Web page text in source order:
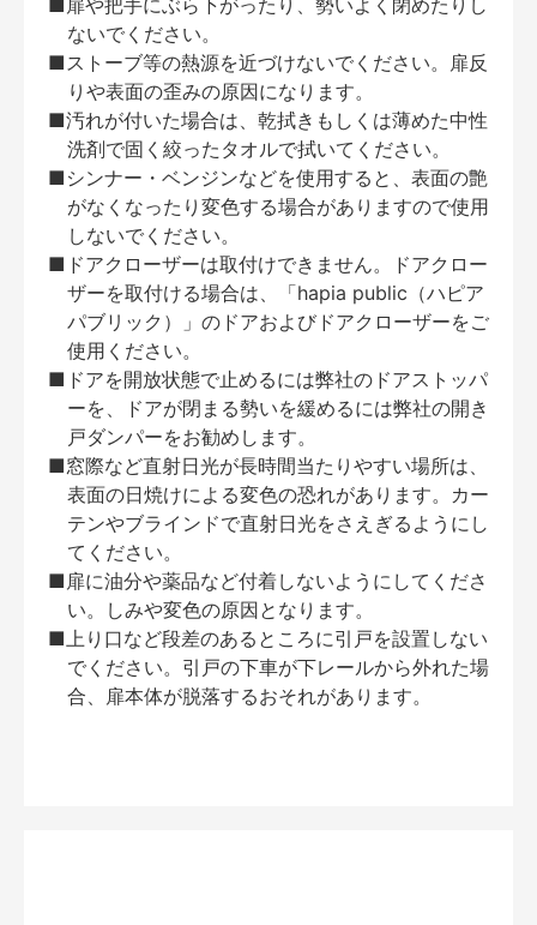
■扉や把手にぶら下がったり、勢いよく閉めたりし
ないでください。
■ストーブ等の熱源を近づけないでください。扉反
りや表面の歪みの原因になります。
■汚れが付いた場合は、乾拭きもしくは薄めた中性
洗剤で固く絞ったタオルで拭いてください。
■シンナー・ベンジンなどを使用すると、表面の艶
がなくなったり変色する場合がありますので使用
しないでください。
■ドアクローザーは取付けできません。ドアクロー
ザーを取付ける場合は、「hapia public（ハピア
パブリック）」のドアおよびドアクローザーをご
使用ください。
■ドアを開放状態で止めるには弊社のドアストッパ
ーを、ドアが閉まる勢いを緩めるには弊社の開き
戸ダンパーをお勧めします。
■窓際など直射日光が長時間当たりやすい場所は、
表面の日焼けによる変色の恐れがあります。カー
テンやブラインドで直射日光をさえぎるようにし
てください。
■扉に油分や薬品など付着しないようにしてくださ
い。しみや変色の原因となります。
■上り口など段差のあるところに引戸を設置しない
でください。引戸の下車が下レールから外れた場
合、扉本体が脱落するおそれがあります。